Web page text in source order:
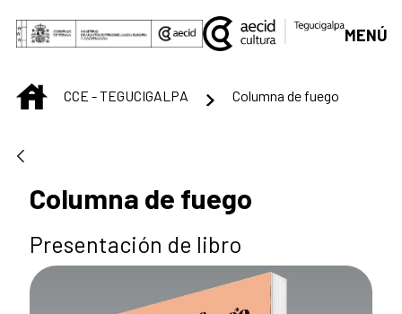
Saltar al contenido principal
MENÚ
INICIOCCE - TEGUCIGALPA Columna de fuego
Columna de fuego
Presentación de libro